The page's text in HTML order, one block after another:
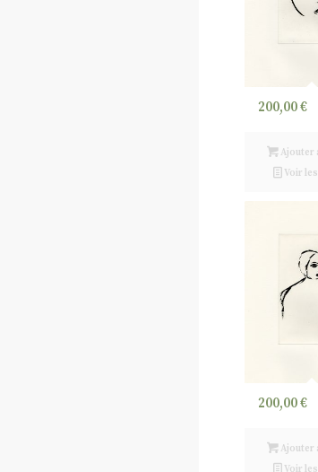
200,00€
Ajouter
Voir
200,00€
Ajouter